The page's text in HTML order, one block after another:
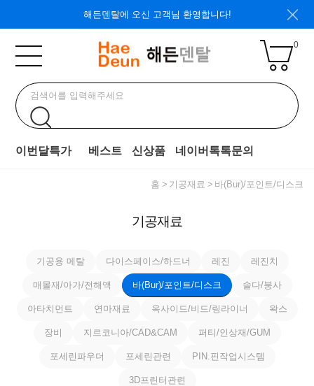
해든덴탈에 오신 고객님 환영합니다!
0
이번달특가 베스트 신상품 네이버톡톡문의
홈 기공재료 바(Bur)/포인트/디스크
기공재료
기공용 메탈 다이스페이스/하드너 레진 레진치
매몰재/아가/전해액 바(Bur)/포인트/디스크 솔다/붕사
아타치먼트 연마재료 옥사이드/비드/링라이너 왁스
장비 지르코니아/CAD&CAM 퍼티/인상재/GUM
포세린파우더 포세린관련 PIN.핀작업시스템
3D프린터관련